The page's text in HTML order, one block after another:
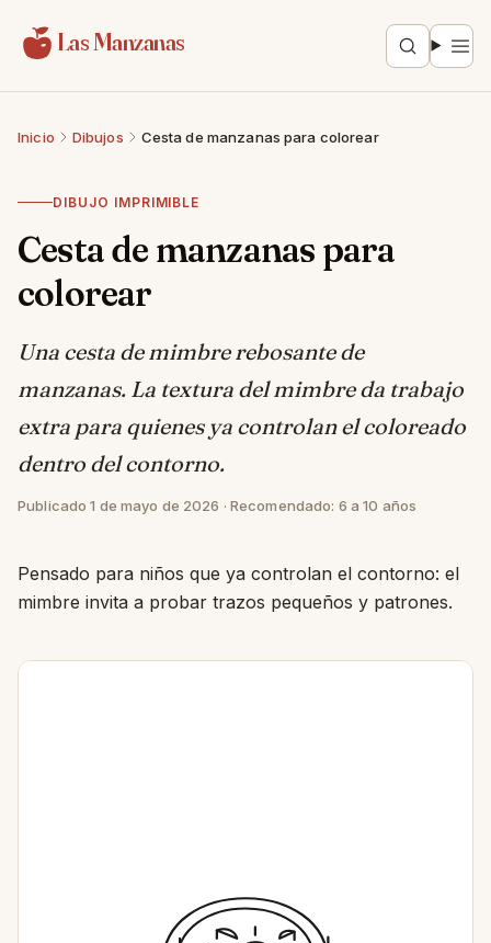
Las Manzanas
Inicio Dibujos Cesta de manzanas para colorear
DIBUJO IMPRIMIBLE
Cesta de manzanas para
colorear
Una cesta de mimbre rebosante de
manzanas. La textura del mimbre da trabajo
extra para quienes ya controlan el coloreado
dentro del contorno.
Publicado 1 de mayo de 2026 · Recomendado: 6 a 10 años
Pensado para niños que ya controlan el contorno: el
mimbre invita a probar trazos pequeños y patrones.